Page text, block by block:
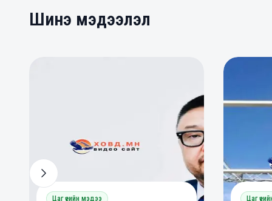
Шинэ мэдээлэл
Цаг үеийн мэдээ Цаг